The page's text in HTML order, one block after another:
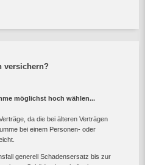
versichern?
möglichst hoch wählen...
da die bei älteren Verträgen
bei einem Personen- oder
generell Schadensersatz bis zur